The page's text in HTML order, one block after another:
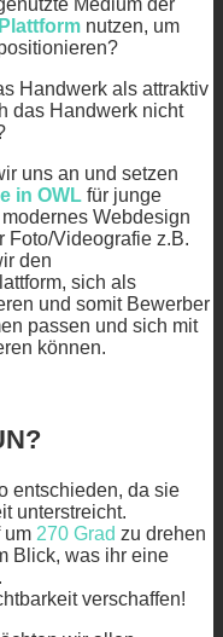
Plattform nutzen, um
Handwerk als attraktiv
das Handwerk nicht
uns an und setzen
in OWL für junge
Webdesign
Foto/Videografie z.B.
den
sich als
und somit Bewerber
passen und sich mit
können.
entschieden, da sie
unterstreicht.
um 270 Grad zu drehen
Blick, was ihr eine
verschaffen!